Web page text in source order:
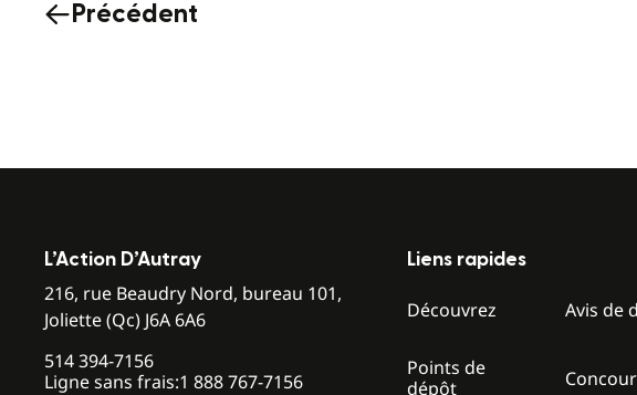
Précédent
L’Action D’Autray
216, rue Beaudry Nord, bureau 101,
Joliette (Qc) J6A 6A6
514 394-7156
Ligne sans frais:1 888 767-7156
Liens rapides
Découvrez Avis de
Points de
dépôt